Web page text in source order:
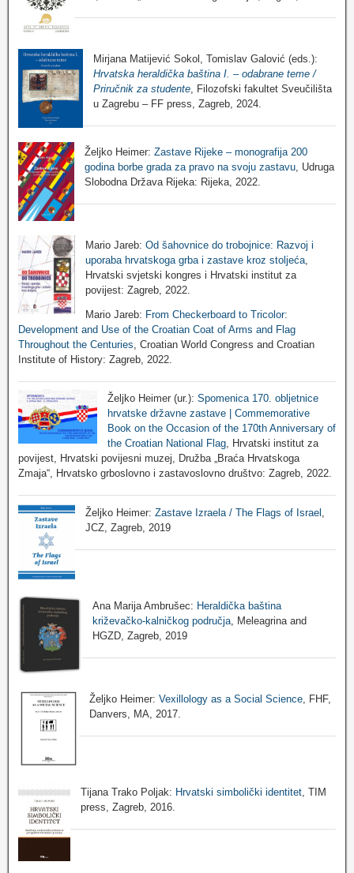
Mirjana Matijević Sokol, Tomislav Galović (eds.):
Hrvatska heraldička baština I. – odabrane teme /
Priručnik za studente, Filozofski fakultet Sveučilišta
u Zagrebu – FF press, Zagreb, 2024.
Željko Heimer: Zastave Rijeke – monografija 200
godina borbe grada za pravo na svoju zastavu, Udruga
Slobodna Država Rijeka: Rijeka, 2022.
Mario Jareb: Od šahovnice do trobojnice: Razvoj i
uporaba hrvatskoga grba i zastave kroz stoljeća,
Hrvatski svjetski kongres i Hrvatski institut za
povijest: Zagreb, 2022.
Mario Jareb: From Checkerboard to Tricolor:
Development and Use of the Croatian Coat of Arms and Flag
Throughout the Centuries , Croatian World Congress and Croatian
Institute of History: Zagreb, 2022.
Željko Heimer (ur.): Spomenica 170. obljetnice
hrvatske državne zastave | Commemorative
Book on the Occasion of the 170th Anniversary of
the Croatian National Flag, Hrvatski institut za
povijest, Hrvatski povijesni muzej, Družba „Braća Hrvatskoga
Zmaja“, Hrvatsko grboslovno i zastavoslovno društvo: Zagreb, 2022.
Željko Heimer:Zastave Izraela / The Flags of Israel
JCZ, Zagreb, 2019
Ana Marija Ambrušec: Heraldička baština
križevačko-kalničkog područja, Meleagrina and
HGZD, Zagreb, 2019
Željko Heimer:Vexillology as a Social Science , FHF,
Danvers, MA, 2017.
Tijana Trako Poljak: Hrvatski simbolički identitet , TIM
press, Zagreb, 2016.